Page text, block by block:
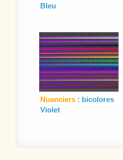
Bleu
Nuanciers : bicolores
Violet